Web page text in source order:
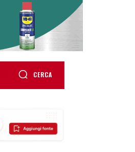
CERCA